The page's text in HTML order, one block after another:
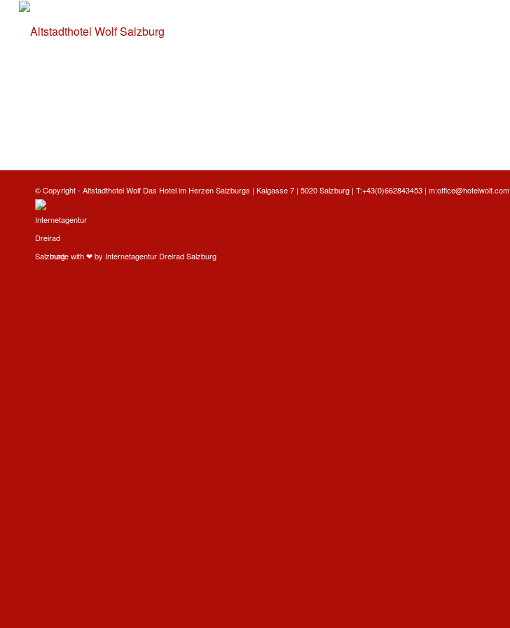
© Copyright - Altstadthotel Wolf Das Hotel im Herzen Salzburgs | Kaigasse 7 | 5020 Salzburg | T:+43(0)662843453 | m:office@hotelwolf.com
made with ❤ by Internetagentur Dreirad Salzburg